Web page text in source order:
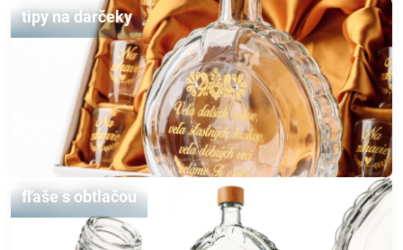
tipy na darčeky
fľaše s obtlačou